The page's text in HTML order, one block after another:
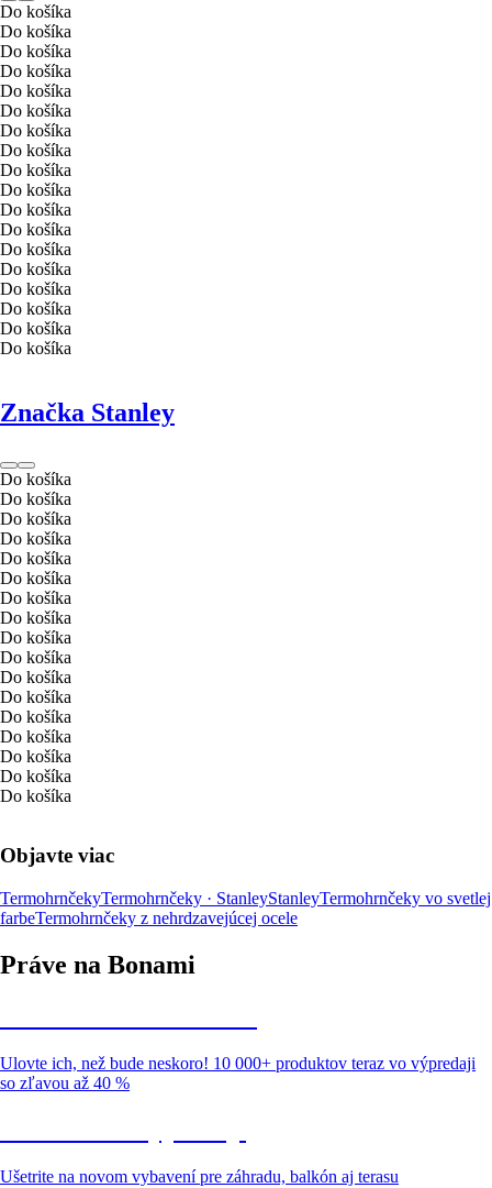
Do košíka
Do košíka
Do košíka
Do košíka
Do košíka
Do košíka
Do košíka
Do košíka
Do košíka
Do košíka
Do košíka
Do košíka
Do košíka
Do košíka
Do košíka
Do košíka
Do košíka
Do košíka
Značka Stanley
Do košíka
Do košíka
Do košíka
Do košíka
Do košíka
Do košíka
Do košíka
Do košíka
Do košíka
Do košíka
Do košíka
Do košíka
Do košíka
Do košíka
Do košíka
Do košíka
Do košíka
Objavte viac
TermohrnčekyTermohrnčeky · StanleyStanleyTermohrnčeky vo svetlej
farbeTermohrnčeky z nehrdzavejúcej ocele
Práve na Bonami
Ulovte ich, než bude neskoro! 10 000+ produktov teraz vo výpredaji
so zľavou až 40 %
Ušetrite na novom vybavení pre záhradu, balkón aj terasu